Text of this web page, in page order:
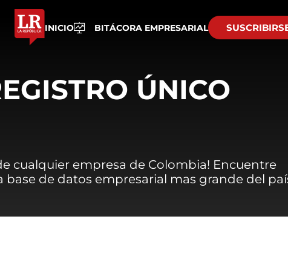
INICIO BITÁCORA EMPRESARIAL
ÚNICO
cualquier empresa de Colombia! Encuentre
base de datos empresarial mas grande del